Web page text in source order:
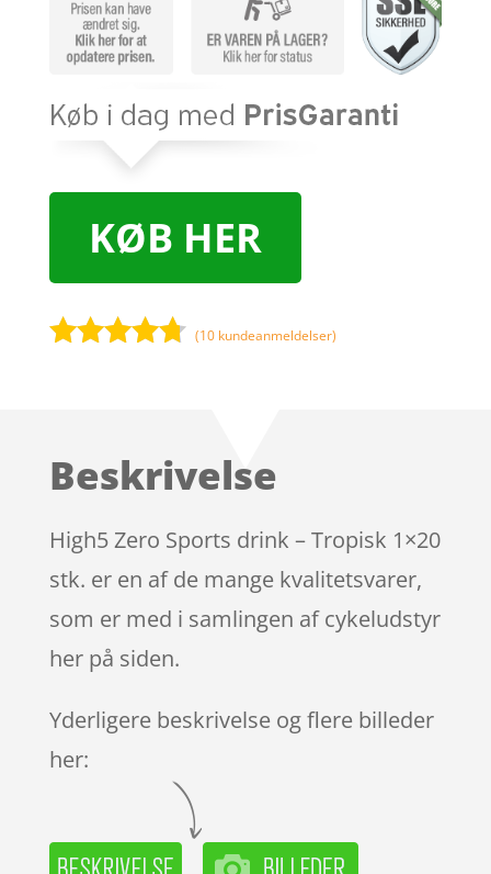
KØB HER
på
mmelser
(10 kundeanmeldelser)
Beskrivelse
High5 Zero Sports drink – Tropisk 1×20
stk. er en af de mange kvalitetsvarer,
som er med i samlingen af cykeludstyr
her på siden.
Yderligere beskrivelse og flere billeder
her: